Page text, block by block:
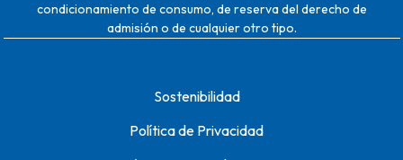
condicionamiento de consumo, de reserva del derecho de
admisión o de cualquier otro tipo.
Sostenibilidad
Política de Privacidad